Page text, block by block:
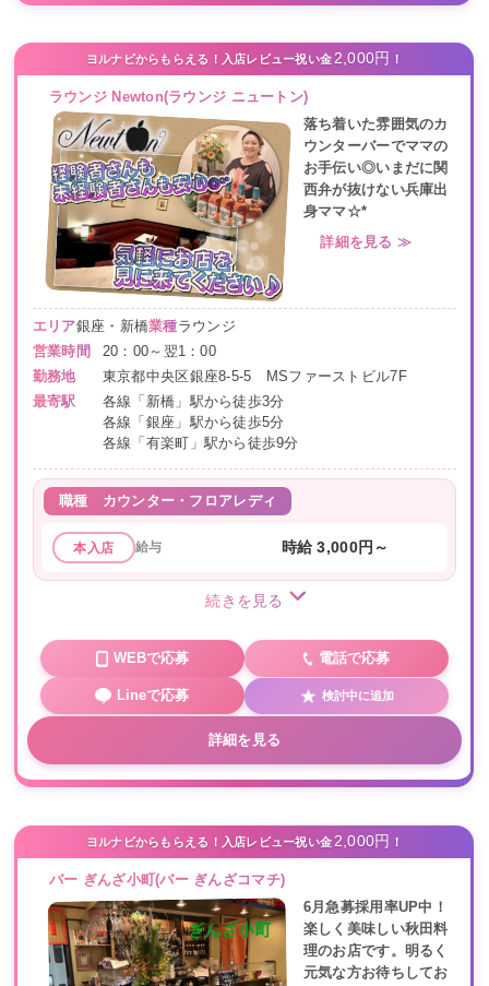
ヨルナビからもらえる！入店レビュー祝い金2,000円 ！
ラウンジ Newton(ラウンジ ニュートン)
落ち着いた雰囲気のカ
ウンターバーでママの
お手伝い◎いまだに関
西弁が抜けない兵庫出
身ママ☆*
詳細を見る ≫
エリア銀座・新橋業種ラウンジ
営業時間
20：00～翌1：00
勤務地
東京都中央区銀座8-5-5 MSファーストビル7F
最寄駅
各線「新橋」駅から徒歩3分
各線「銀座」駅から徒歩5分
各線「有楽町」駅から徒歩9分
職種 カウンター・フロアレディ
本入店 給与 時給 3,000円～
続きを見る
WEBで応募 電話で応募
Lineで応募 検討中に追加
詳細を見る
ヨルナビからもらえる！入店レビュー祝い金2,000円 ！
バー ぎんざ小町(バー ぎんざコマチ)
6月急募採用率UP中！
楽しく美味しい秋田料
理のお店です。明るく
元気な方お待ちしてお